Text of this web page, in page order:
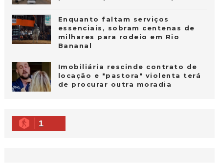
Enquanto faltam serviços
essenciais, sobram centenas de
milhares para rodeio em Rio
Bananal
Imobiliária rescinde contrato de
locação e "pastora" violenta terá
de procurar outra moradia
1